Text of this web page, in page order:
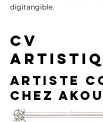
digitangible.
CV
Artiste
chez